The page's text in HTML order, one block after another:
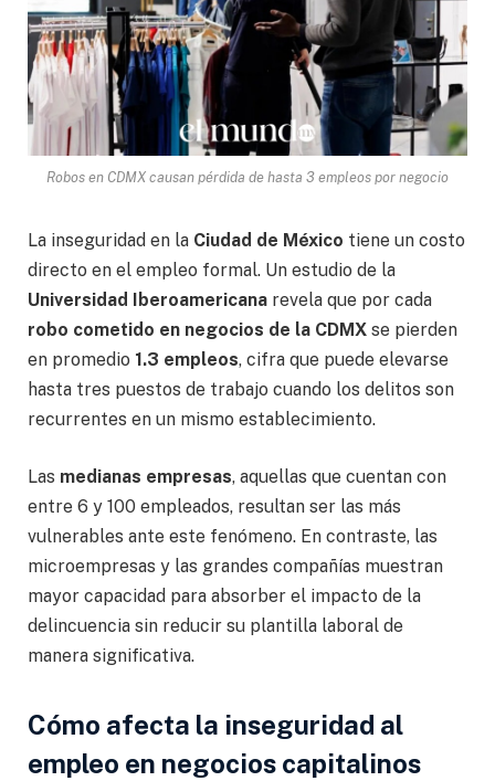
Robos en CDMX causan pérdida de hasta 3 empleos por negocio
La inseguridad en la Ciudad de México tiene un costo
directo en el empleo formal. Un estudio de la
Universidad Iberoamericana revela que por cada
robo cometido en negocios de la CDMX se pierden
en promedio 1.3 empleos, cifra que puede elevarse
hasta tres puestos de trabajo cuando los delitos son
recurrentes en un mismo establecimiento.
Las medianas empresas, aquellas que cuentan con
entre 6 y 100 empleados, resultan ser las más
vulnerables ante este fenómeno. En contraste, las
microempresas y las grandes compañías muestran
mayor capacidad para absorber el impacto de la
delincuencia sin reducir su plantilla laboral de
manera significativa.
Cómo afecta la inseguridad al
empleo en negocios capitalinos